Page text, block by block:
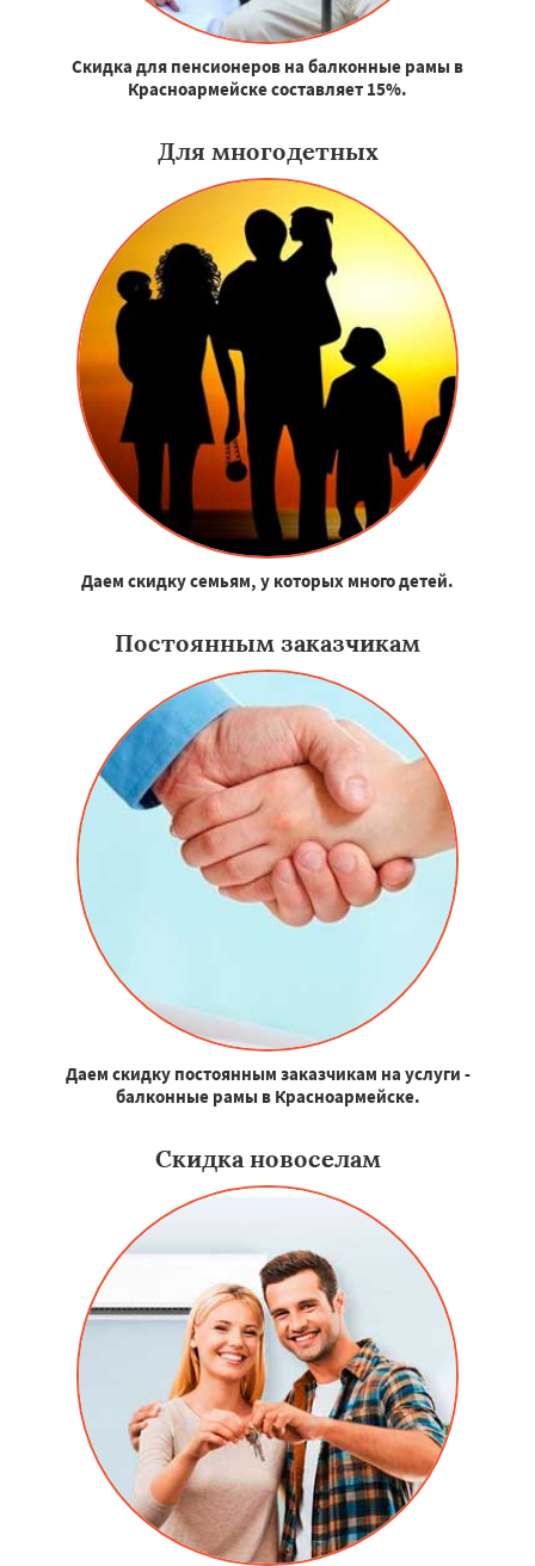
Скидка для пенсионеров на балконные рамы в
Красноармейске составляет 15%.
Для многодетных
Даем скидку семьям, у которых много детей.
Постоянным заказчикам
Даем скидку постоянным заказчикам на услуги -
балконные рамы в Красноармейске.
Скидка новоселам